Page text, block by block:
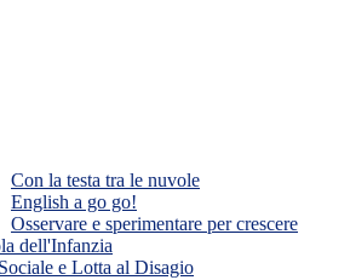
Con la testa tra le nuvole
English a go go!
Osservare e sperimentare per crescere
dell'Infanzia
e Lotta al Disagio